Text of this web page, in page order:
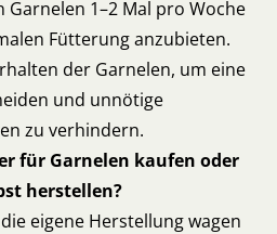
Garnelen 1–2 Mal pro Woche
Fütterung anzubieten.
der Garnelen, um eine
und unnötige
zu verhindern.
für Garnelen kaufen oder
herstellen?
eigene Herstellung wagen